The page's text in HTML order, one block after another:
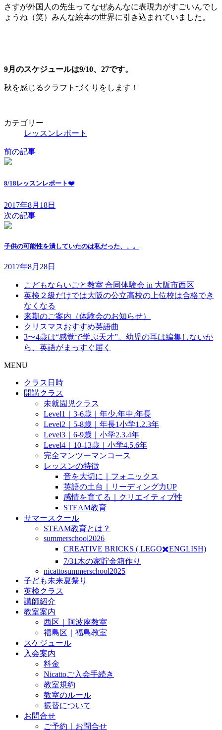
さすが外国人の先生ってなぜあんなに表現力がすごいんでし
ょうね（笑）みんな絵本の世界に引き込まれていました。
9月のスケジュールは9/10、 27です。
秋を感じるクラフトづくりをします！
カテゴリー
レッスンレポート
前の記事
8/18レッスンレポート❤️
2017年8月18日
次の記事
子供の可能性を潰していたのは私だった、、。
2017年8月28日
こどもならいごと教室 合同体験会 in 大阪市西区
英検２級だけでは大阪の公立高校の上位校は合格でき
なくなる
来期のご案内（体験会のお知らせ）
クリスマスおすすめ英語曲
3〜4歳は“感覚で学ぶ天才”。幼児の耳は編集しないか
ら、英語がまっすぐ届く
MENU
クラス日時
開講クラス
未就園児クラス
Level1｜3-6歳｜年少.年中.年長
Level2｜5-8歳｜年長1小学1.2.3年
Level3｜6-9歳｜小学2.3.4年
Level4｜10-13歳｜小学4.5.6年
完全マンツーマンコース
レッスンの特徴
音を大切に｜フォニックス
英語の土台｜リーディング力UP
感情を育てる｜クリエイティブ性
STEAM教育
サマースクール
STEAM教育とは？
summerschool2026
CREATIVE BRICKS ( LEGO✖️ENGLISH)
7/31木の家貯金箱作り
nicattosummerschool2025
子ども未来夏祭り
英検クラス
講師紹介
教室案内
西区｜阿波座教室
福島区｜福島教室
スケジュール
入会案内
料金
Nicattoご入会手続き
教室規約
教室のルール
振替について
お問合せ
ご予約｜お問合せ